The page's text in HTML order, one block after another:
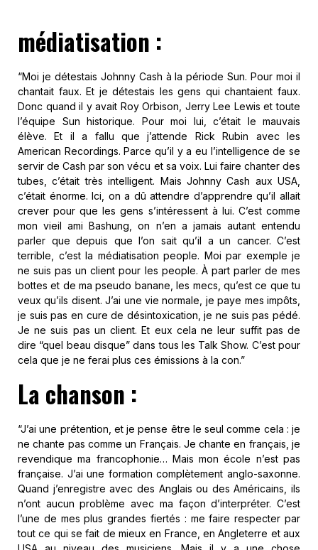
médiatisation :
“Moi je détestais Johnny Cash à la période Sun. Pour moi il
chantait faux. Et je détestais les gens qui chantaient faux.
Donc quand il y avait Roy Orbison, Jerry Lee Lewis et toute
l’équipe Sun historique. Pour moi lui, c’était le mauvais
élève. Et il a fallu que j’attende Rick Rubin avec les
American Recordings. Parce qu’il y a eu l’intelligence de se
servir de Cash par son vécu et sa voix. Lui faire chanter des
tubes, c’était très intelligent. Mais Johnny Cash aux USA,
c’était énorme. Ici, on a dû attendre d’apprendre qu’il allait
crever pour que les gens s’intéressent à lui. C’est comme
mon vieil ami Bashung, on n’en a jamais autant entendu
parler que depuis que l’on sait qu’il a un cancer. C’est
terrible, c’est la médiatisation people. Moi par exemple je
ne suis pas un client pour les people. À part parler de mes
bottes et de ma pseudo banane, les mecs, qu’est ce que tu
veux qu’ils disent. J’ai une vie normale, je paye mes impôts,
je suis pas en cure de désintoxication, je ne suis pas pédé.
Je ne suis pas un client. Et eux cela ne leur suffit pas de
dire “quel beau disque” dans tous les Talk Show. C’est pour
cela que je ne ferai plus ces émissions à la con.”
La chanson :
“J’ai une prétention, et je pense être le seul comme cela : je
ne chante pas comme un Français. Je chante en français, je
revendique ma francophonie… Mais mon école n’est pas
française. J’ai une formation complètement anglo-saxonne.
Quand j’enregistre avec des Anglais ou des Américains, ils
n’ont aucun problème avec ma façon d’interpréter. C’est
l’une de mes plus grandes fiertés : me faire respecter par
tout ce qui se fait de mieux en France, en Angleterre et aux